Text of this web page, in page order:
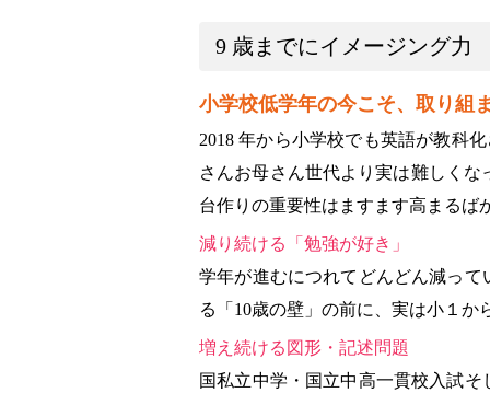
9 歳までにイメージング力
小学校低学年の今こそ、取り組
2018 年から小学校でも英語が教科
さんお母さん世代より実は難しく
台作りの重要性はますます高まるば
減り続ける「勉強が好き」
学年が進むにつれてどんどん減っ
る「10歳の壁」の前に、実は小１
増え続ける図形・記述問題
国私立中学・国立中高一貫校入試